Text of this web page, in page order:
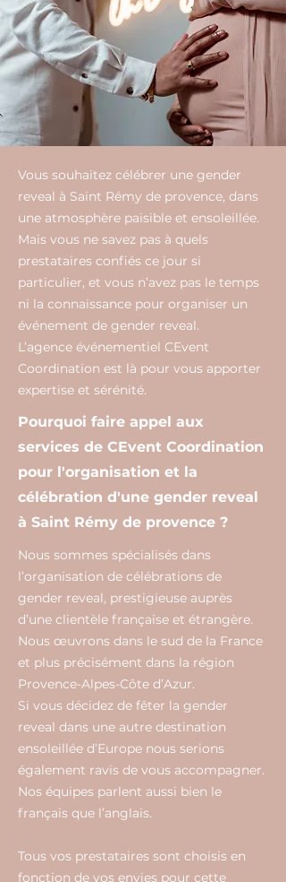
Vous souhaitez célébrer une gender
reveal à Saint Rémy de provence, dans
une atmosphère paisible et ensoleillée.
Mais vous ne savez pas à quels
prestataires confiés ce jour si
particulier, et vous n’avez pas le temps
ni la connaissance pour organiser un
événement de gender reveal.
L’agence événementiel CEvent
Coordination est là pour vous apporter
expertise et sérénité.
Pourquoi faire appel aux
services de CEvent Coordination
pour l'organisation et la
célébration d'une gender reveal
à Saint Rémy de provence ?
Nous sommes spécialisés dans
l’organisation de célébrations de
gender reveal, prestigieuse auprès
d’une clientèle française et étrangère.
Nous œuvrons dans le sud de la France
et plus précisément dans la région
Provence-Alpes-Côte d’Azur.
Si vous décidez de fêter la gender
reveal dans une autre destination
ensoleillée d’Europe nous serions
également ravis de vous accompagner.
Nos équipes parlent aussi bien le
français que l’anglais.
Tous vos prestataires sont choisis en
fonction de vos envies pour cette